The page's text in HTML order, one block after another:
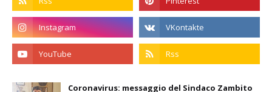
Coronavirus: messaggio del Sindaco Zambito